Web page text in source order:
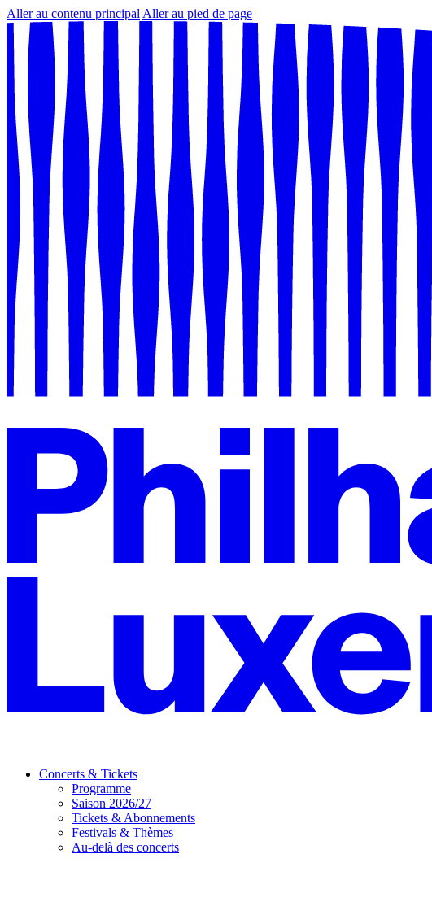
Aller au contenu principal Aller au pied de page
Concerts & Tickets
Programme
Saison 2026/27
Tickets & Abonnements
Festivals & Thèmes
Au-delà des concerts